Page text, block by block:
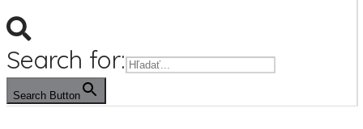
Search for:
Search Button